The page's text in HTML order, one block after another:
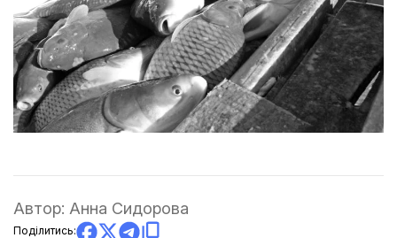
Автор: Анна Сидорова
Поділитись: